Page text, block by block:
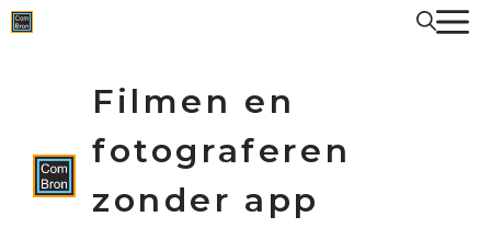
Spring
naar
Filmen en
fotograferen
zonder app